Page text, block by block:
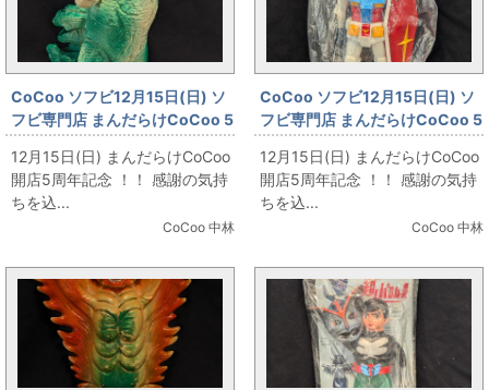
CoCoo ソフビ12月15日(日) ソ
フビ専門店 まんだらけCoCoo 5
周年記念 「マルサン ウルトラ怪
獣シリーズ エレックス アイボリ
ー成型235mm」
12月15日(日) まんだらけCoCoo
開店5周年記念 ！！ 感謝の気持
ちを込...
CoCoo 中林
CoCoo ソフビ12月15日(日) ソ
フビ専門店 まんだらけCoCoo 5
周年記念 「電人/D MSソフビコ
レクション RX78-2ガンダム ア
ニメカラー 盾&銃装備ver」
12月15日(日) まんだらけCoCoo
開店5周年記念 ！！ 感謝の気持
ちを込...
CoCoo 中林